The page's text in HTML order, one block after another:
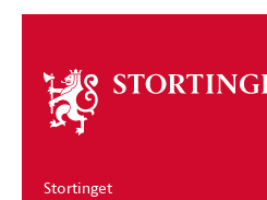
Om
stortinget
Stortinget